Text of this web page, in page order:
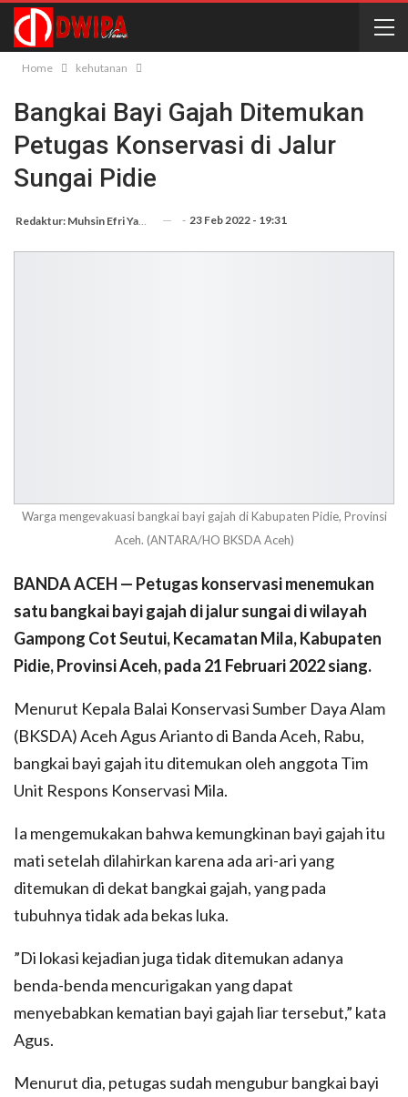
Home kehutanan
Bangkai Bayi Gajah Ditemukan
Petugas Konservasi di Jalur
Sungai Pidie
- 23 Feb 2022 - 19:31
Warga mengevakuasi bangkai bayi gajah di Kabupaten Pidie, Provinsi
Aceh. (ANTARA/HO BKSDA Aceh)
BANDA ACEH — Petugas konservasi menemukan
satu bangkai bayi gajah di jalur sungai di wilayah
Gampong Cot Seutui, Kecamatan Mila, Kabupaten
Pidie, Provinsi Aceh, pada 21 Februari 2022 siang.
Menurut Kepala Balai Konservasi Sumber Daya Alam
(BKSDA) Aceh Agus Arianto di Banda Aceh, Rabu,
bangkai bayi gajah itu ditemukan oleh anggota Tim
Unit Respons Konservasi Mila.
Ia mengemukakan bahwa kemungkinan bayi gajah itu
mati setelah dilahirkan karena ada ari-ari yang
ditemukan di dekat bangkai gajah, yang pada
tubuhnya tidak ada bekas luka.
​​​​​​​”Di lokasi kejadian juga tidak ditemukan adanya
benda-benda mencurigakan yang dapat
menyebabkan kematian bayi gajah liar tersebut,” kata
Agus.
Menurut dia, petugas sudah mengubur bangkai bayi